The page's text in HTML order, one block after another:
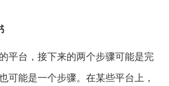
平台，接下来的两个步骤可能是完
可能是一个步骤。在某些平台上，